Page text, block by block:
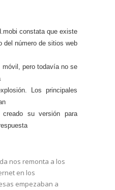
constata que existe
del número de sitios web
móvil, pero todavía no se
Los principales
su versión para
nos remonta a los
en los
empezaban a